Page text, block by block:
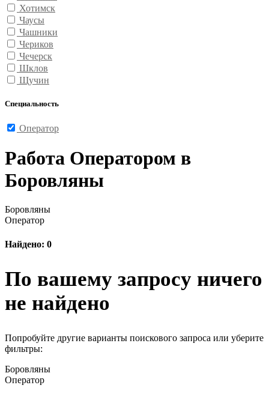
Хотимск
Чаусы
Чашники
Чериков
Чечерск
Шклов
Щучин
Специальность
Оператор
Работа Оператором в
Боровляны
Боровляны
Оператор
Найдено: 0
По вашему запросу ничего
не найдено
Попробуйте другие варианты поискового запроса или уберите
фильтры:
Боровляны
Оператор